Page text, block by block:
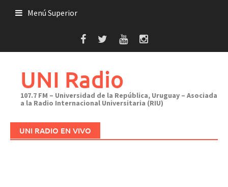
Menú Superior
UNI Radio
107.7 FM – Universidad de la República, Uruguay – Asociada
a la Radio Internacional Universitaria (RIU)
UNI RADIO EN VIVO